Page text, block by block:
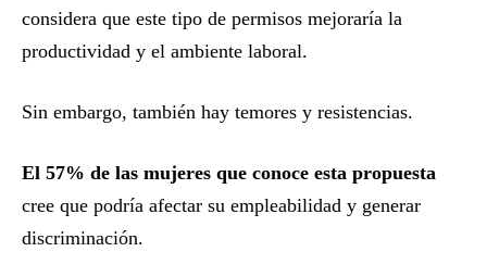
considera que este tipo de permisos mejoraría la
productividad y el ambiente laboral.
Sin embargo, también hay temores y resistencias.
El 57% de las mujeres que conoce esta propuesta
cree que podría afectar su empleabilidad y generar
discriminación.